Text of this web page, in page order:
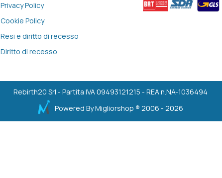
Privacy Policy
Cookie Policy
Resi e diritto di recesso
Diritto di recesso
Rebirth20 Srl - Partita IVA 09493121215 - REA n.NA-1036494
Powered ByMigliorshop ® 2006 - 2026